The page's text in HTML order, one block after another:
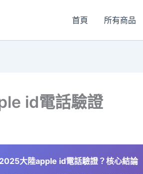
首頁 所有商品
id電話驗證
大陸apple id電話驗證？核心結論